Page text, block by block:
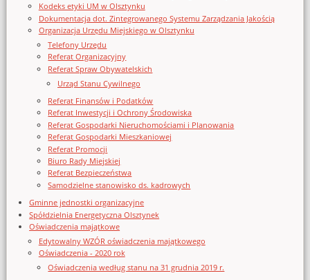
Kodeks etyki UM w Olsztynku
Dokumentacja dot. Zintegrowanego Systemu Zarządzania Jakością
Organizacja Urzędu Miejskiego w Olsztynku
Telefony Urzędu
Referat Organizacyjny
Referat Spraw Obywatelskich
Urząd Stanu Cywilnego
Referat Finansów i Podatków
Referat Inwestycji i Ochrony Środowiska
Referat Gospodarki Nieruchomościami i Planowania
Referat Gospodarki Mieszkaniowej
Referat Promocji
Biuro Rady Miejskiej
Referat Bezpieczeństwa
Samodzielne stanowisko ds. kadrowych
Gminne jednostki organizacyjne
Spółdzielnia Energetyczna Olsztynek
Oświadczenia majątkowe
Edytowalny WZÓR oświadczenia majątkowego
Oświadczenia - 2020 rok
Oświadczenia według stanu na 31 grudnia 2019 r.